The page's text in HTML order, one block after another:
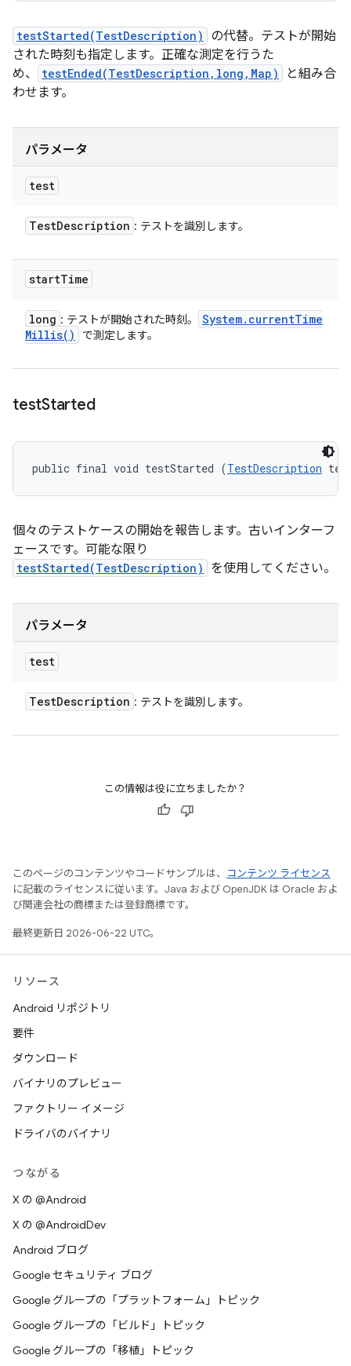
testStarted(TestDescription)
の代替。テストが開始
された時刻も指定します。正確な測定を行うた
め、
testEnded(TestDescription,long,Map)
と組み合
わせます。
パラメータ
test
TestDescription : テストを識別します。
startTime
long : テストが開始された時刻。 System. currentTime
Millis( ) で測定します。
testStarted
public final void testStarted (TestDescription
個々のテストケースの開始を報告します。古いインターフ
ェースです。可能な限り
testStarted(TestDescription) を使用してください。
パラメータ
test
TestDescription : テストを識別します。
この情報は役に立ちましたか？
このページのコンテンツやコードサンプルは、
コンテンツ ライセンス
に記載のライセンスに従います。Java および OpenJDK は Oracle およ
び関連会社の商標または登録商標です。
最終更新日 2026-06-22 UTC。
リソース
Android リポジトリ
要件
ダウンロード
バイナリのプレビュー
ファクトリー イメージ
ドライバのバイナリ
つながる
X の @Android
X の @AndroidDev
Android ブログ
Google セキュリティ ブログ
Google グループの「プラットフォーム」トピック
Google グループの「ビルド」トピック
Google グループの「移植」トピック